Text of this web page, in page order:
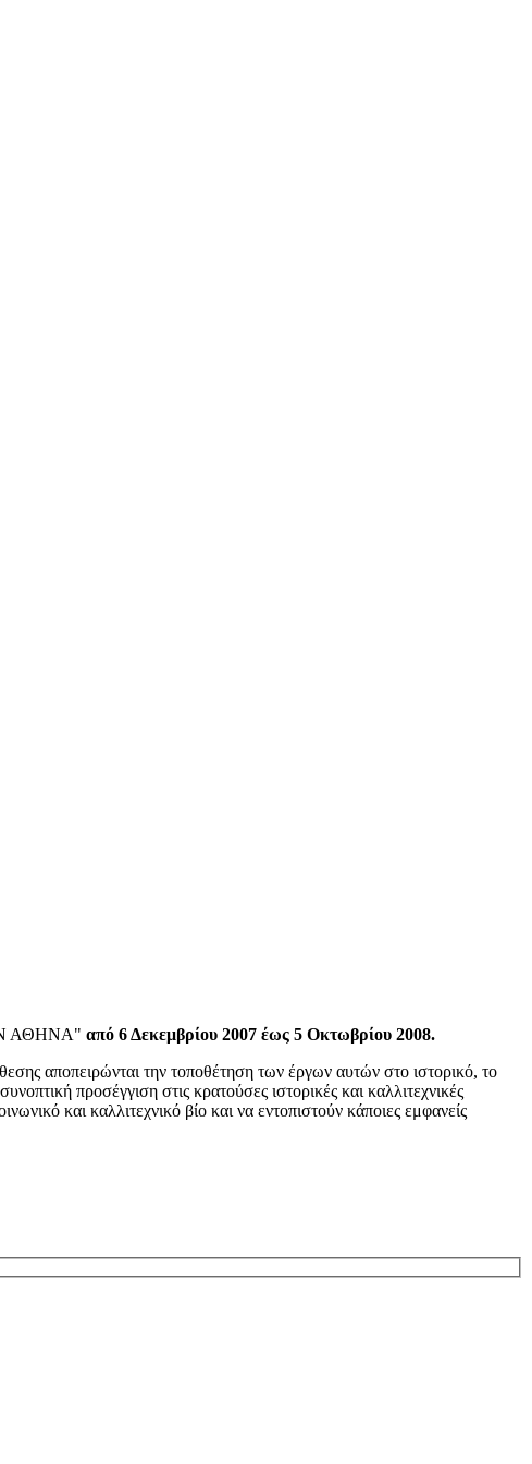
ΑΘΗΝΑ" από 6 Δεκεμβρίου 2007 έως 5 Οκτωβρίου 2008.
αποπειρώνται την τοποθέτηση των έργων αυτών στο ιστορικό, το
προσέγγιση στις κρατούσες ιστορικές και καλλιτεχνικές
και καλλιτεχνικό βίο και να εντοπιστούν κάποιες εμφανείς